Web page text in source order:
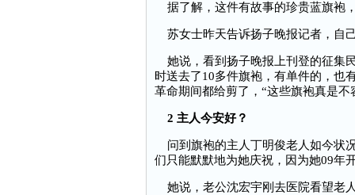
据了解，这件有故事的珍贵蓝旗袍
苏女士昨天告诉扬子晚报记者，自
她说，看到扬子晚报上刊登的征集
时送去了10多件旗袍，有单件的，也
革命期间都给剪了，“这些旗袍真是不
2 主人今安好？
问到旗袍的主人丁明俊老人如今状
们只能默默地为她庆祝，因为她09年
她说，老公沈宏宇刚去医院看望老